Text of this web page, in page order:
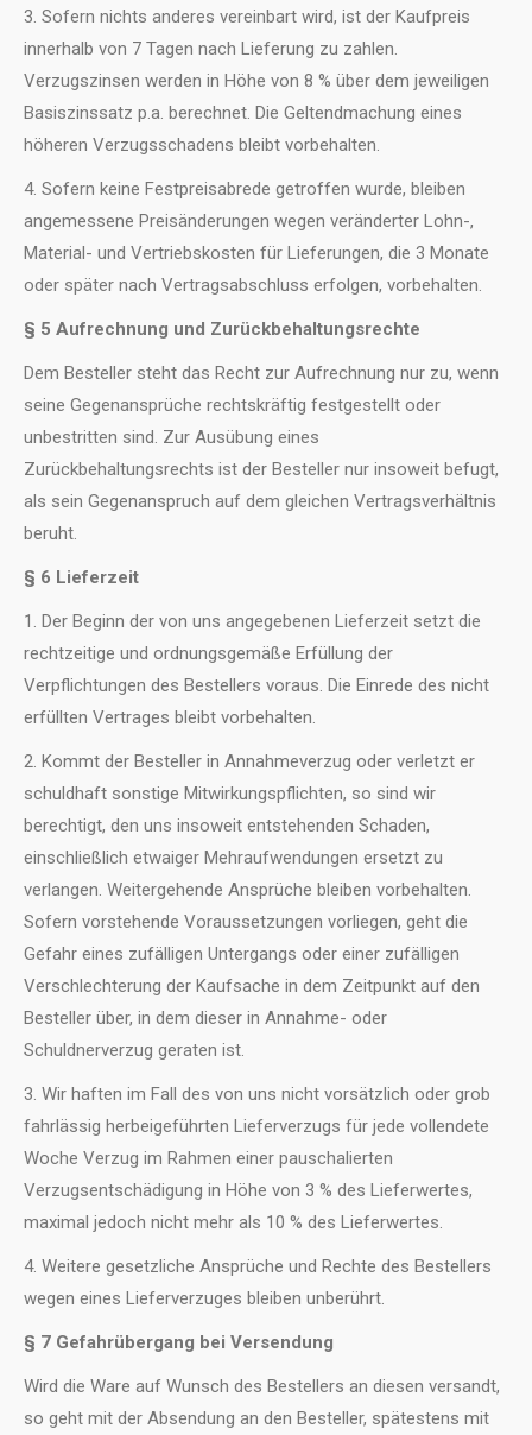
3. Sofern nichts anderes vereinbart wird, ist der Kaufpreis
innerhalb von 7 Tagen nach Lieferung zu zahlen.
Verzugszinsen werden in Höhe von 8 % über dem jeweiligen
Basiszinssatz p.a. berechnet. Die Geltendmachung eines
höheren Verzugsschadens bleibt vorbehalten.
4. Sofern keine Festpreisabrede getroffen wurde, bleiben
angemessene Preisänderungen wegen veränderter Lohn-,
Material- und Vertriebskosten für Lieferungen, die 3 Monate
oder später nach Vertragsabschluss erfolgen, vorbehalten.
§ 5 Aufrechnung und Zurückbehaltungsrechte
Dem Besteller steht das Recht zur Aufrechnung nur zu, wenn
seine Gegenansprüche rechtskräftig festgestellt oder
unbestritten sind. Zur Ausübung eines
Zurückbehaltungsrechts ist der Besteller nur insoweit befugt,
als sein Gegenanspruch auf dem gleichen Vertragsverhältnis
beruht.
§ 6 Lieferzeit
1. Der Beginn der von uns angegebenen Lieferzeit setzt die
rechtzeitige und ordnungsgemäße Erfüllung der
Verpflichtungen des Bestellers voraus. Die Einrede des nicht
erfüllten Vertrages bleibt vorbehalten.
2. Kommt der Besteller in Annahmeverzug oder verletzt er
schuldhaft sonstige Mitwirkungspflichten, so sind wir
berechtigt, den uns insoweit entstehenden Schaden,
einschließlich etwaiger Mehraufwendungen ersetzt zu
verlangen. Weitergehende Ansprüche bleiben vorbehalten.
Sofern vorstehende Voraussetzungen vorliegen, geht die
Gefahr eines zufälligen Untergangs oder einer zufälligen
Verschlechterung der Kaufsache in dem Zeitpunkt auf den
Besteller über, in dem dieser in Annahme- oder
Schuldnerverzug geraten ist.
3. Wir haften im Fall des von uns nicht vorsätzlich oder grob
fahrlässig herbeigeführten Lieferverzugs für jede vollendete
Woche Verzug im Rahmen einer pauschalierten
Verzugsentschädigung in Höhe von 3 % des Lieferwertes,
maximal jedoch nicht mehr als 10 % des Lieferwertes.
4. Weitere gesetzliche Ansprüche und Rechte des Bestellers
wegen eines Lieferverzuges bleiben unberührt.
§ 7 Gefahrübergang bei Versendung
Wird die Ware auf Wunsch des Bestellers an diesen versandt,
so geht mit der Absendung an den Besteller, spätestens mit